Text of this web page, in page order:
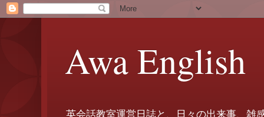
Awa English
英会話教室運営日誌と、日々の出来事、雑